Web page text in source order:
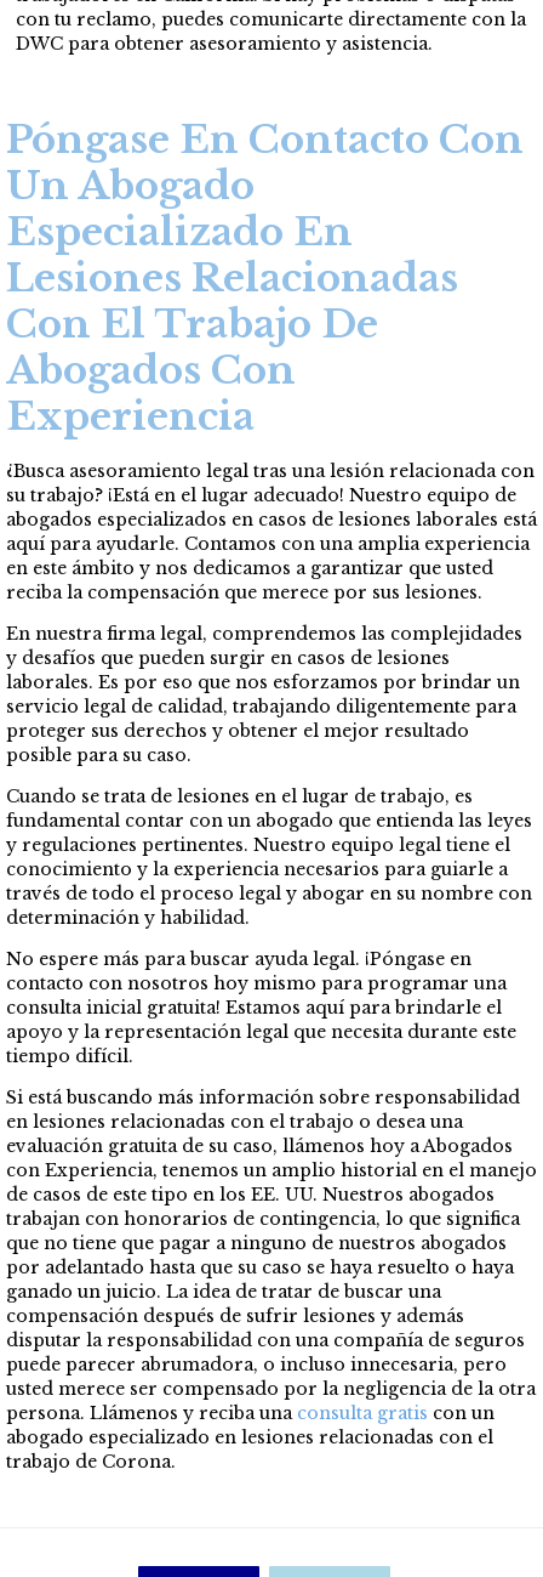
con tu reclamo, puedes comunicarte directamente con la
DWC para obtener asesoramiento y asistencia.
Póngase En Contacto Con
Un Abogado
Especializado En
Lesiones Relacionadas
Con El Trabajo De
Abogados Con
Experiencia
¿Busca asesoramiento legal tras una lesión relacionada con
su trabajo? ¡Está en el lugar adecuado! Nuestro equipo de
abogados especializados en casos de lesiones laborales está
aquí para ayudarle. Contamos con una amplia experiencia
en este ámbito y nos dedicamos a garantizar que usted
reciba la compensación que merece por sus lesiones.
En nuestra firma legal, comprendemos las complejidades
y desafíos que pueden surgir en casos de lesiones
laborales. Es por eso que nos esforzamos por brindar un
servicio legal de calidad, trabajando diligentemente para
proteger sus derechos y obtener el mejor resultado
posible para su caso.
Cuando se trata de lesiones en el lugar de trabajo, es
fundamental contar con un abogado que entienda las leyes
y regulaciones pertinentes. Nuestro equipo legal tiene el
conocimiento y la experiencia necesarios para guiarle a
través de todo el proceso legal y abogar en su nombre con
determinación y habilidad.
No espere más para buscar ayuda legal. ¡Póngase en
contacto con nosotros hoy mismo para programar una
consulta inicial gratuita! Estamos aquí para brindarle el
apoyo y la representación legal que necesita durante este
tiempo difícil.
Si está buscando más información sobre responsabilidad
en lesiones relacionadas con el trabajo o desea una
evaluación gratuita de su caso, llámenos hoy a Abogados
con Experiencia, tenemos un amplio historial en el manejo
de casos de este tipo en los EE. UU. Nuestros abogados
trabajan con honorarios de contingencia, lo que significa
que no tiene que pagar a ninguno de nuestros abogados
por adelantado hasta que su caso se haya resuelto o haya
ganado un juicio. La idea de tratar de buscar una
compensación después de sufrir lesiones y además
disputar la responsabilidad con una compañía de seguros
puede parecer abrumadora, o incluso innecesaria, pero
usted merece ser compensado por la negligencia de la otra
persona. Llámenos y reciba una consulta gratis con un
abogado especializado en lesiones relacionadas con el
trabajo de Corona.